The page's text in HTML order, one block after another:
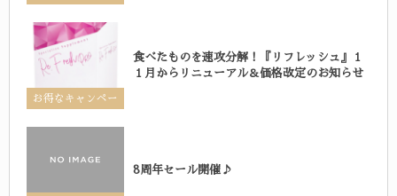
お得なキャンペー
食べたものを速攻分解！『リフレッシュ』１
１月からリニューアル＆価格改定のお知らせ
8周年セール開催♪